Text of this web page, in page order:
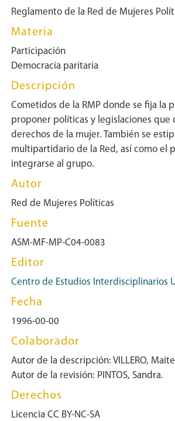
Reglamento de la Red de Mujeres
Materia
Participación
Democracia paritaria
Descripción
Cometidos de la RMP donde se fija la
proponer políticas y legislaciones que
derechos de la mujer. También se
multipartidario de la Red, así como el
integrarse al grupo.
Autor
Red de Mujeres Políticas
Fuente
ASM-MF-MP-C04-0083
Editor
Centro de Estudios Interdisciplinarios
Fecha
1996-00-00
Colaborador
Autor de la descripción: VILLERO,
Autor de la revisión: PINTOS, Sandra.
Derechos
Licencia CC BY-NC-SA